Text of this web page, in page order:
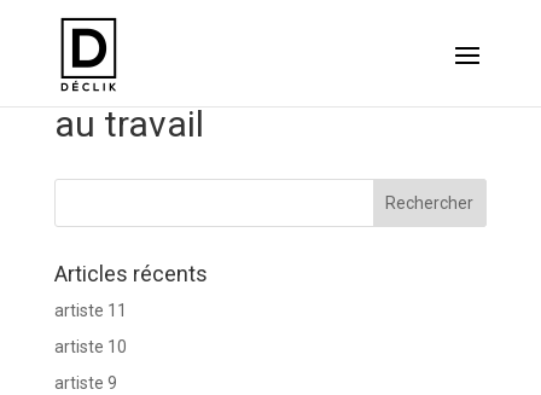
Ganotec/Santé et Sécurité
au travail
Articles récents
artiste 11
artiste 10
artiste 9